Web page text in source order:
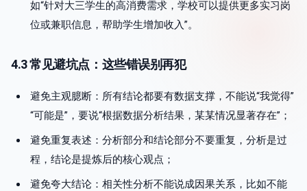
如“针对大三学生的高消费需求，学校可以提供更多实习岗
位或兼职信息，帮助学生增加收入”。
4.3 常见避坑点：这些错误别再犯
避免主观臆断：所有结论都要有数据支撑，不能说“我觉得”
“可能是”，要说“根据数据分析结果，某某情况显著存在”；
避免重复表述：分析部分和结论部分不要重复，分析是过
程，结论是提炼后的核心观点；
避免夸大结论：相关性分析不能说成因果关系，比如不能